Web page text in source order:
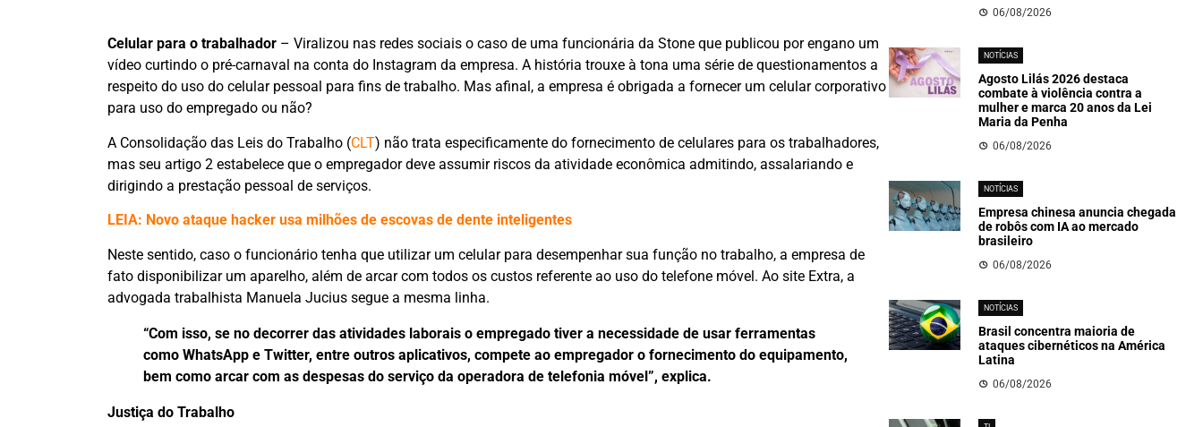
Celular para o trabalhador– Viralizou nas redes sociais o caso de uma funcionária da Stone que publicou por engano um
vídeo curtindo o pré-carnaval na conta do Instagram da empresa. A história trouxe à tona uma série de questionamentos a
respeito do uso do celular pessoal para fins de trabalho. Mas afinal, a empresa é obrigada a fornecer um celular corporativo
para uso do empregado ou não?
A Consolidação das Leis do Trabalho (CLT) não trata especificamente do fornecimento de celulares para os trabalhadores,
mas seu artigo 2 estabelece que o empregador deve assumir riscos da atividade econômica admitindo, assalariando e
dirigindo a prestação pessoal de serviços.
LEIA: Novo ataque hacker usa milhões de escovas de dente inteligentes
Neste sentido, caso o funcionário tenha que utilizar um celular para desempenhar sua função no trabalho, a empresa de
fato disponibilizar um aparelho, além de arcar com todos os custos referente ao uso do telefone móvel. Ao site Extra, a
advogada trabalhista Manuela Jucius segue a mesma linha.
“Com isso, se no decorrer das atividades laborais o empregado tiver a necessidade de usar ferramentas
como WhatsApp e Twitter, entre outros aplicativos, compete ao empregador o fornecimento do equipamento,
bem como arcar com as despesas do serviço da operadora de telefonia móvel”, explica.
Justiça do Trabalho
06/08/2026
NOTÍCIAS
Agosto Lilás 2026 destaca
combate à violência contra a
mulher e marca 20 anos da Lei
Maria da Penha
06/08/2026
NOTÍCIAS
Empresa chinesa anuncia chegada
de robôs com IA ao mercado
brasileiro
06/08/2026
NOTÍCIAS
Brasil concentra maioria de
ataques cibernéticos na América
Latina
06/08/2026